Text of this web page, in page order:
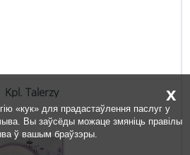
Kpl. Talerzy x
«кук» для прадастаўлення паслуг у
Вы заўсёды можаце змяніць правілы
ў вашым браўзэры.